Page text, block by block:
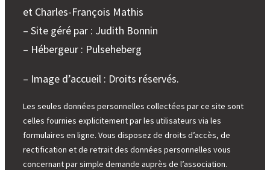
et Charles-François Mathis
– Site géré par : Judith Bonnin
– Hébergeur : Pulseheberg
– Image d’accueil : Droits réservés.
Les seules données personnelles collectées par ce site sont
celles fournies explicitement par les utilisateurs via les
formulaires en ligne. Vous disposez de droits d’accès, de
rectification et de retrait des données personnelles vous
concernant par simple demande auprès de l’association.